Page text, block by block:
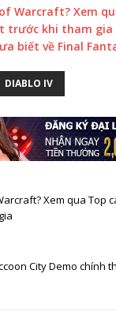
Warcraft? Xem
trước khi tham gia
biết về Final
DIABLO IV
Xem qua Top
City Demo chính